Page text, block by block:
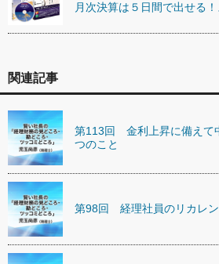
月次決算は５日間で出せる
関連記事
第113回 金利上昇に備えて
つのこと
第98回 経理社員のリカレ